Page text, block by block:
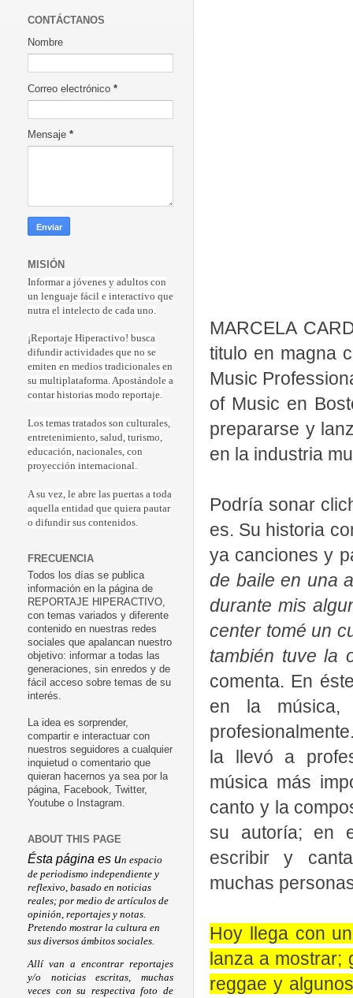
MARCELA
titulo en magna
Music
of Music en
prepararse y
en la industria
Podría sonar
es. Su historia
ya canciones y
de baile en una
durante mis
center tomé un
también tuve la
comenta. En
en la
la llevó a
música más
canto y la
su autoría; en
escribir y
muchas
Hoy llega con
lanza a mostrar;
reggae y
CONTÁCTANOS
Nombre
Correo electrónico *
Mensaje *
MISIÓN
Informar a jóvenes y adultos con
un lenguaje fácil e interactivo que
nutra el intelecto de cada uno.
¡Reportaje Hiperactivo! busca
difundir actividades que no se
emiten en medios tradicionales en
su multiplataforma. Apostándole a
contar historias modo reportaje.
Los temas tratados son culturales,
entretenimiento, salud, turismo,
educación, nacionales, con
proyección internacional.
A su vez, le abre las puertas a toda
aquella entidad que quiera pautar
o difundir sus contenidos.
FRECUENCIA
Todos los días se publica
información en la página de
REPORTAJE HIPERACTIVO,
con temas variados y diferente
contenido en nuestras redes
sociales que apalancan nuestro
objetivo: informar a todas las
generaciones, sin enredos y de
fácil acceso sobre temas de su
interés.
La idea es sorprender,
compartir e interactuar con
nuestros seguidores a cualquier
inquietud o comentario que
quieran hacernos ya sea por la
página, Facebook, Twitter,
Youtube o Instagram.
ABOUT THIS PAGE
Ésta página es un espacio
de periodismo independiente y
reflexivo, basado en noticias
reales; por medio de artículos de
opinión, reportajes y notas.
Pretendo mostrar la cultura en
sus diversos ámbitos sociales.
Allí van a encontrar reportajes
y/o noticias escritas, muchas
veces con su respectiva foto de